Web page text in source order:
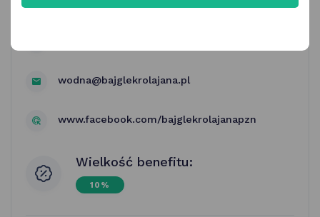
wodna@bajglekrolajana.pl
www.facebook.com/bajglekrolajanapzn
Wielkość benefitu:
10%